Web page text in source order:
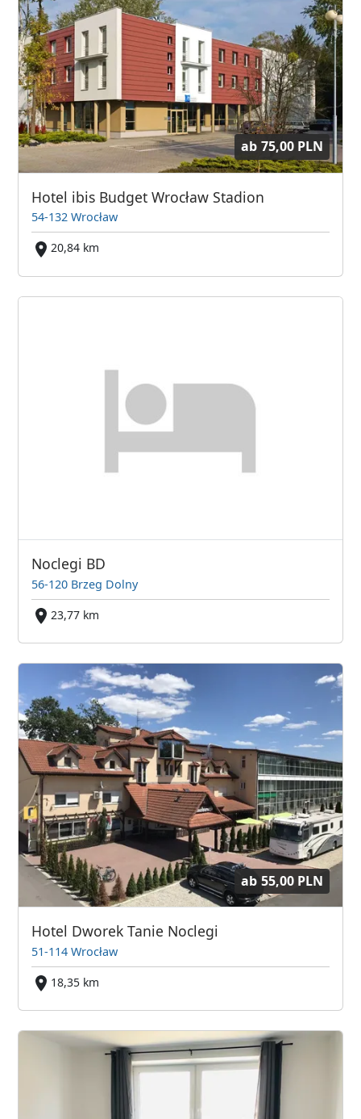
ab 75,00 PLN
Hotel ibis Budget Wrocław Stadion
54-132 Wrocław
20,84 km
Noclegi BD
56-120 Brzeg Dolny
23,77 km
ab 55,00 PLN
Hotel Dworek Tanie Noclegi
51-114 Wrocław
18,35 km